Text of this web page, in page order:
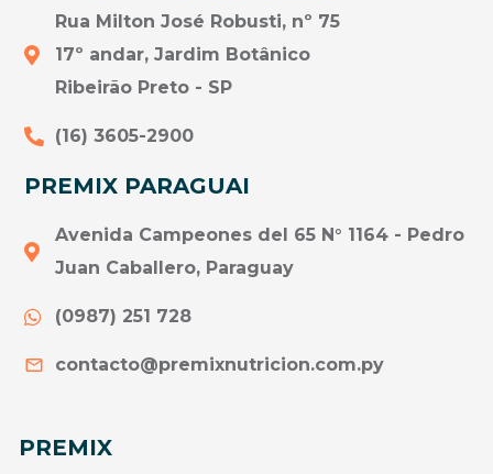
Rua Milton José Robusti, nº 75
17º andar, Jardim Botânico
Ribeirão Preto - SP
(16) 3605-2900
PREMIX PARAGUAI
Avenida Campeones del 65 N° 1164 - Pedro
Juan Caballero, Paraguay
(0987) 251 728
contacto@premixnutricion.com.py
PREMIX